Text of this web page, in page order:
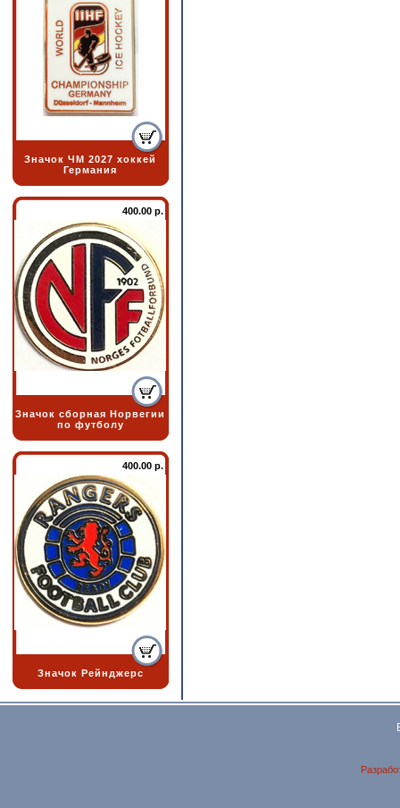
Значок ЧМ 2027 хоккей
Германия
400.00 р.
Значок сборная Норвегии
по футболу
400.00 р.
Значок Рейнджерс